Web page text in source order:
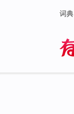
词典